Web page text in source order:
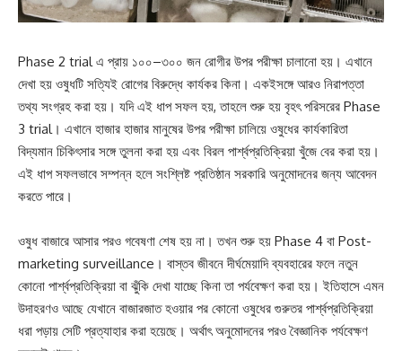
Phase 2 trial এ প্রায় ১০০–৩০০ জন রোগীর উপর পরীক্ষা চালানো হয়। এখানে
দেখা হয় ওষুধটি সত্যিই রোগের বিরুদ্ধে কার্যকর কিনা। একইসঙ্গে আরও নিরাপত্তা
তথ্য সংগ্রহ করা হয়। যদি এই ধাপ সফল হয়, তাহলে শুরু হয় বৃহৎ পরিসরের Phase
3 trial। এখানে হাজার হাজার মানুষের উপর পরীক্ষা চালিয়ে ওষুধের কার্যকারিতা
বিদ্যমান চিকিৎসার সঙ্গে তুলনা করা হয় এবং বিরল পার্শ্বপ্রতিক্রিয়া খুঁজে বের করা হয়।
এই ধাপ সফলভাবে সম্পন্ন হলে সংশ্লিষ্ট প্রতিষ্ঠান সরকারি অনুমোদনের জন্য আবেদন
করতে পারে।
ওষুধ বাজারে আসার পরও গবেষণা শেষ হয় না। তখন শুরু হয় Phase 4 বা Post-
marketing surveillance। বাস্তব জীবনে দীর্ঘমেয়াদি ব্যবহারের ফলে নতুন
কোনো পার্শ্বপ্রতিক্রিয়া বা ঝুঁকি দেখা যাচ্ছে কিনা তা পর্যবেক্ষণ করা হয়। ইতিহাসে এমন
উদাহরণও আছে যেখানে বাজারজাত হওয়ার পর কোনো ওষুধের গুরুতর পার্শ্বপ্রতিক্রিয়া
ধরা পড়ায় সেটি প্রত্যাহার করা হয়েছে। অর্থাৎ অনুমোদনের পরও বৈজ্ঞানিক পর্যবেক্ষণ